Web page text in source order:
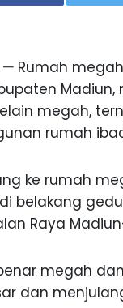
— Rumah
megah,
rumah
ke rumah
belakang
Raya
megah
dan